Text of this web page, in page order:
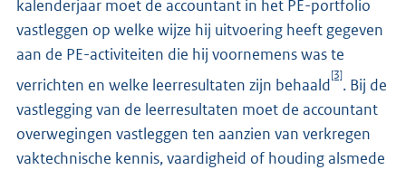
kalenderjaar moet de accountant in het PE-portfolio
vastleggen op welke wijze hij uitvoering heeft gegeven
aan de PE-activiteiten die hij voornemens was te
verrichten en welke leerresultaten zijn behaald
[3]
. Bij de
vastlegging van de leerresultaten moet de accountant
overwegingen vastleggen ten aanzien van verkregen
vaktechnische kennis, vaardigheid of houding alsmede